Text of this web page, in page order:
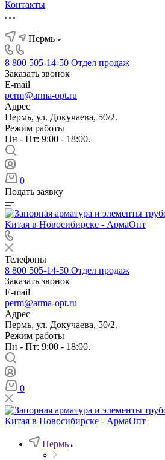
Контакты
Пермь
8 800 505-14-50 Отдел продаж
Заказать звонок
E-mail
perm@arma-opt.ru
Адрес
Пермь, ул. Докучаева, 50/2.
Режим работы
Пн - Пт: 9:00 - 18:00.
0
Подать заявку
Телефоны
8 800 505-14-50 Отдел продаж
Заказать звонок
E-mail
perm@arma-opt.ru
Адрес
Пермь, ул. Докучаева, 50/2.
Режим работы
Пн - Пт: 9:00 - 18:00.
0
Пермь